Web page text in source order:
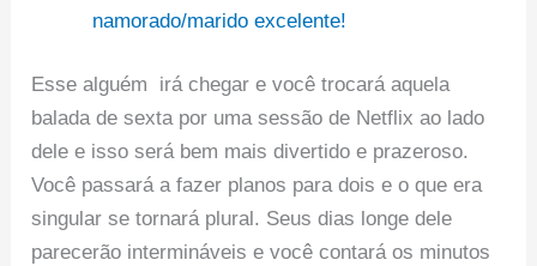
namorado/marido excelente!
Esse alguém irá chegar e você trocará aquela
balada de sexta por uma sessão de Netflix ao lado
dele e isso será bem mais divertido e prazeroso.
Você passará a fazer planos para dois e o que era
singular se tornará plural. Seus dias longe dele
parecerão intermináveis e você contará os minutos